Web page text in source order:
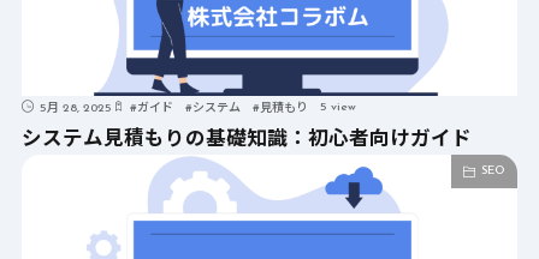
5月 28, 2025 #ガイド #システム #見積もり 5 view
システム見積もりの基礎知識：初心者向けガイド
SEO